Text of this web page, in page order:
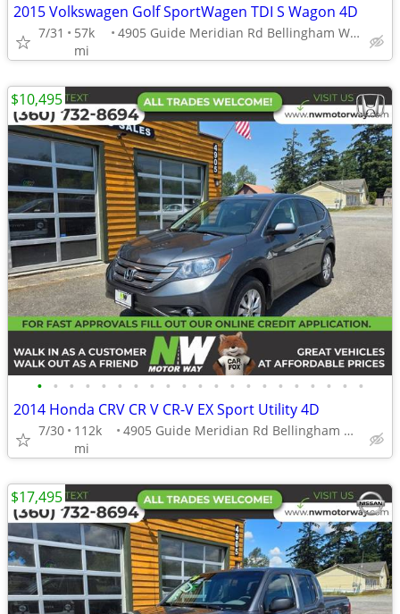
2015 Volkswagen Golf SportWagen TDI S Wagon 4D
7/31
57k
mi
4905 Guide Meridian Rd Bellingham WA 98226
• • • • • • • • • • • • • • • • • • • • •
2014 Honda CRV CR V CR-V EX Sport Utility 4D
7/30
112k
mi
4905 Guide Meridian Rd Bellingham WA 98226
$10,495
$17,495